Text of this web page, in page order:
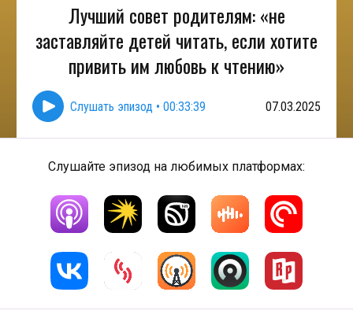
Лучший совет родителям: «не
заставляйте детей читать, если хотите
привить им любовь к чтению»
Слушать эпизод • 00:33:39 07.03.2025
Слушайте эпизод на любимых платформах: